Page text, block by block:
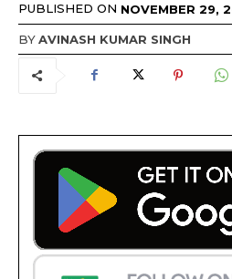
PUBLISHED ON NOVEMBER 29,
BYAVINASH KUMAR SINGH